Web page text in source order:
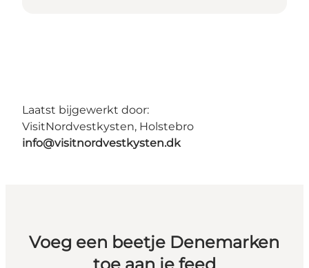
Laatst bijgewerkt door:
VisitNordvestkysten, Holstebro
info@visitnordvestkysten.dk
Voeg een beetje Denemarken